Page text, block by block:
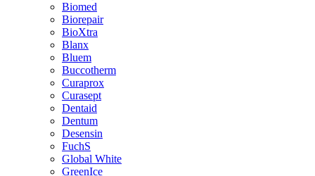
Biomed
Biorepair
BioXtra
Blanx
Bluem
Buccotherm
Curaprox
Curasept
Dentaid
Dentum
Desensin
FuchS
Global White
GreenIce